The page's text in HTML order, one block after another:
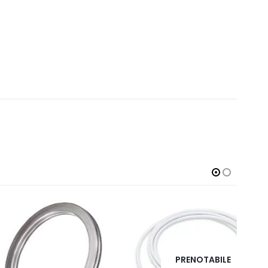
PRENOTABILE